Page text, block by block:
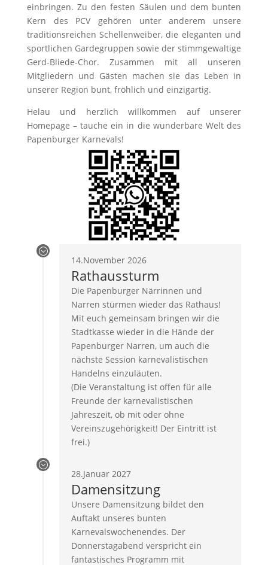
einbringen. Zu den festen Säulen und dem bunten
Kern des PCV gehören unter anderem unsere
traditionsreichen Schellenweiber, die eleganten und
sportlichen Gardegruppen sowie der stimmgewaltige
Gerd-Bliede-Chor. Zusammen mit all unseren
Mitgliedern und Gästen machen sie das Leben in
unserer Region bunt, fröhlich und einzigartig.
Helau und herzlich willkommen auf unserer
Homepage – tauche ein in die wunderbare Welt des
Papenburger Karnevals!
;
14.November 2026
Rathaussturm
Die Papenburger Närrinnen und
Narren stürmen wieder das Rathaus!
Mit euch gemeinsam bringen wir die
Stadtkasse wieder in die Hände der
Papenburger Narren, um auch die
nächste Session karnevalistischen
Handelns einzuläuten.
(Die Veranstaltung ist offen für alle
Freunde der karnevalistischen
Jahreszeit, ob mit oder ohne
Vereinszugehörigkeit! Der Eintritt ist
frei.)
;
28.Januar 2027
Damensitzung
Unsere Damensitzung bildet den
Auftakt unseres bunten
Karnevalswochenendes. Der
Donnerstagabend verspricht ein
fantastisches Programm mit